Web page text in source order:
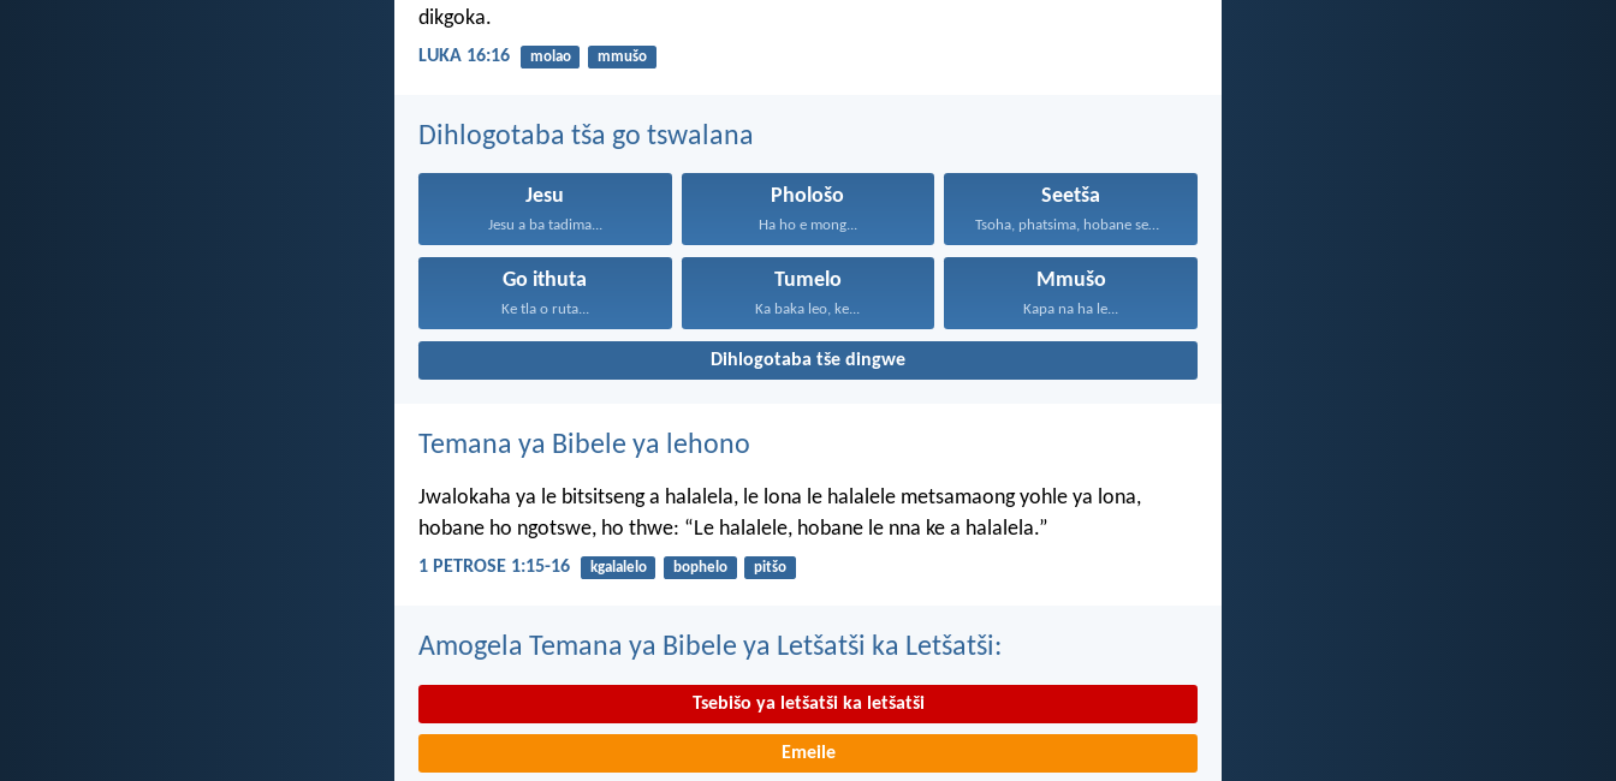
dikgoka.
LUKA 16:16 molao mmušo
Dihlogotaba tša go tswalana
Jesu
Jesu a ba tadima...
Phološo
Ha ho e mong...
Seetša
Tsoha, phatsima, hobane sedi...
Go ithuta
Ke tla o ruta...
Tumelo
Ka baka leo, ke...
Mmušo
Kapa na ha le...
Dihlogotaba tše dingwe
Temana ya Bibele ya lehono
Jwalokaha ya le bitsitseng a halalela, le lona le halalele metsamaong yohle ya lona,
hobane ho ngotswe, ho thwe: “Le halalele, hobane le nna ke a halalela.”
1 PETROSE 1:15-16 kgalalelo bophelo pitšo
Amogela Temana ya Bibele ya Letšatši ka Letšatši:
Tsebišo ya letšatši ka letšatši
Emeile